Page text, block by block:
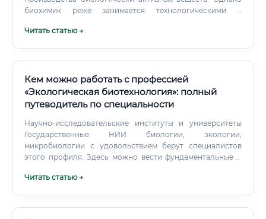
ингредиентов Взаимодействие с поставщиками сырья и
маркетинговыми службами при выводе новых продуктов
клеток, завтра — обсуждаете технологический процесс с
инженерами, а послезавтра — готовите презентацию для
инвесторов. Где работать: варианты трудоустройства
Специалист по биоинженерии БАВ и пищевых
ингредиентов имеет широчайшие возможности для
трудоустройства.
биохимик реже занимается технологическими и
биотехнолог владеет полным циклом от исследования
Читать статью →
Кем можно работать с профессией
«Экологическая биотехнология»: полный
путеводитель по специальности
Научно-исследовательские институты и университеты
Государственные НИИ биологии, экологии,
микробиологии с удовольствием берут специалистов
этого профиля. Здесь можно вести фундаментальные и
участвовать в грантовых проектах.
Читать статью →